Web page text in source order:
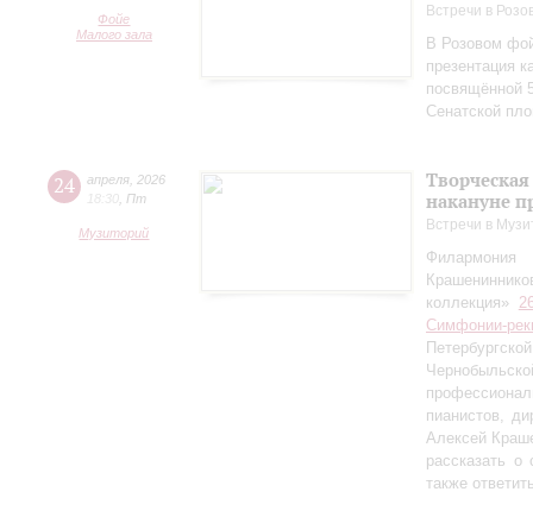
Фойе
Малого зала
Встречи в
В Розовом
презентация
посвящённой
Сенатской
24 апреля 2026
18:30 Пт
Музиторий
накануне
Встречи в
коллекция»
Симфонии-
пианистов,
Алексей
рассказать
также